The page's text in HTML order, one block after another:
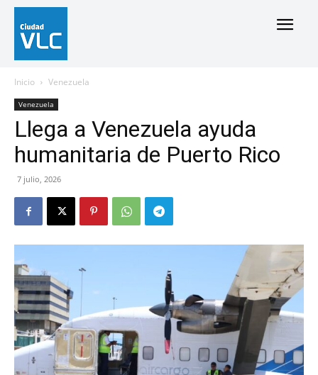
Inicio Venezuela
Venezuela
Llega a Venezuela ayuda
humanitaria de Puerto Rico
7 julio, 2026